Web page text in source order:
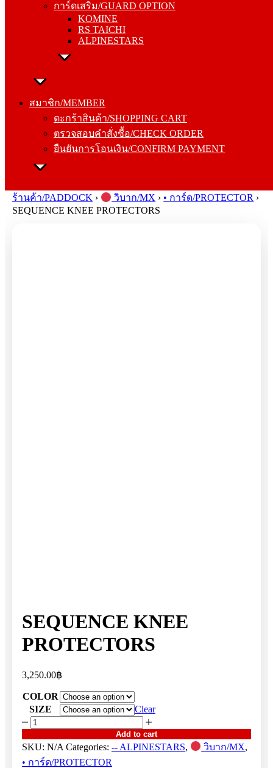
การ์ดเสริม/GUARD OPTION
KOMINE
RS TAICHI
ALPINESTARS
สมาชิก/MEMBER
ตะกร้าสินค้า/SHOPPING CART
ตรวจสอบคำสั่งซื้อ/CHECK ORDER
ยืนยันการโอนเงิน/CONFIRM PAYMENT
RS TAICHI
ALPINESTARS
สมาชิก/MEMBER
ตรวจสอบคำสั่งซื้อ/CHECK ORDER
ยืนยันการโอนเงิน/CONFIRM PAYMENT
ร้านค้า/PADDOCK › วิบาก/MX › • การ์ด/PROTECTOR ›
SEQUENCE KNEE PROTECTORS
SEQUENCE KNEE
PROTECTORS
3,250.00฿
COLOR
SIZE
Clear
SEQUENCE
KNEE
PROTECTORS
quantity
Add to cart
SKU: N/A Categories: -- ALPINESTARS, วิบาก/MX,
• การ์ด/PROTECTOR